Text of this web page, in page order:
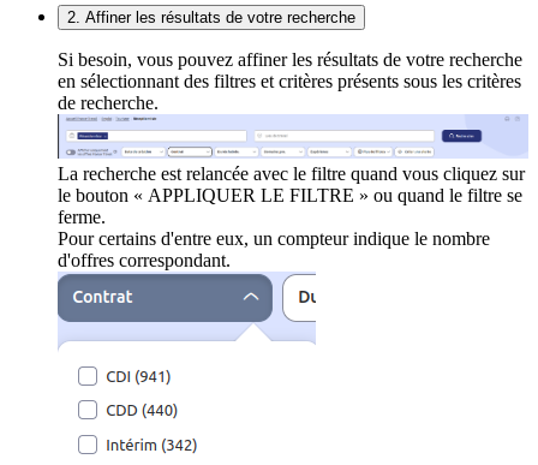
2. Affiner les résultats de votre recherche
Si besoin, vous pouvez affiner les résultats de votre recherche
en sélectionnant des filtres et critères présents sous les critères
de recherche.
La recherche est relancée avec le filtre quand vous cliquez sur
le bouton « APPLIQUER LE FILTRE » ou quand le filtre se
ferme.
Pour certains d'entre eux, un compteur indique le nombre
d'offres correspondant.